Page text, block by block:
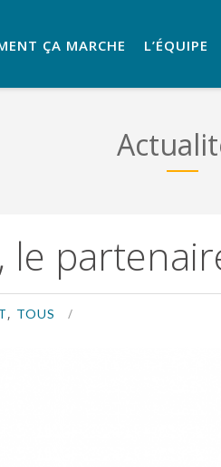
ÇA MARCHE L’ÉQUIPE
le
, TOUS